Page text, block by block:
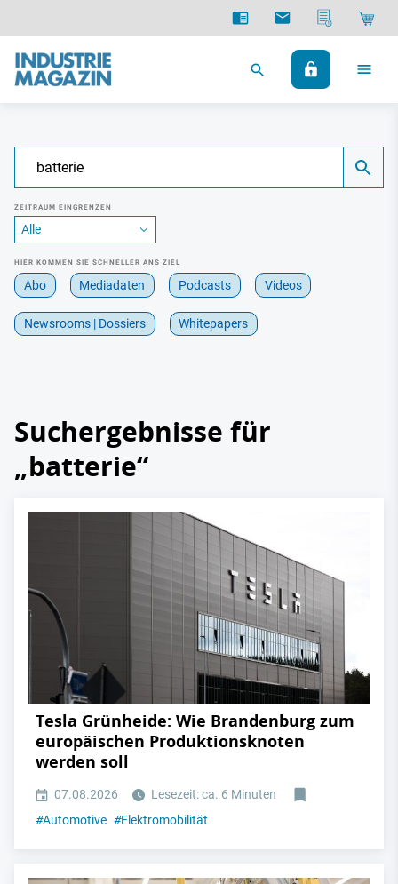
ZEITRAUM EINGRENZEN
HIER KOMMEN SIE SCHNELLER ANS ZIEL
Abo Mediadaten Podcasts Videos
Newsrooms | Dossiers Whitepapers
Suchergebnisse für
„batterie“
Tesla Grünheide: Wie Brandenburg zum
europäischen Produktionsknoten
werden soll
07.08.2026
Lesezeit: ca. 6 Minuten
#Automotive #Elektromobilität